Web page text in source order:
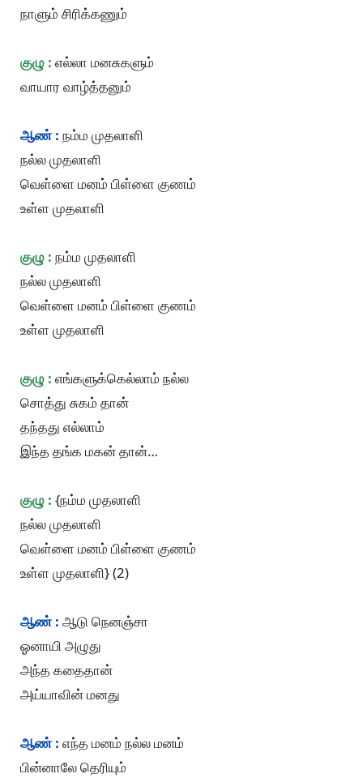
நாளும் சிரிக்கணும்
குழு : எல்லா மனசுகளும்
வாயார வாழ்த்தனும்
ஆண் : நம்ம முதலாளி
நல்ல முதலாளி
வெள்ளை மனம் பிள்ளை குணம்
உள்ள முதலாளி
குழு : நம்ம முதலாளி
நல்ல முதலாளி
வெள்ளை மனம் பிள்ளை குணம்
உள்ள முதலாளி
குழு : எங்களுக்கெல்லாம் நல்ல
சொத்து சுகம் தான்
தந்தது எல்லாம்
இந்த தங்க மகன் தான்…
குழு : {நம்ம முதலாளி
நல்ல முதலாளி
வெள்ளை மனம் பிள்ளை குணம்
உள்ள முதலாளி} (2)
ஆண் : ஆடு நெனஞ்சா
ஓனாயி அழுது
அந்த கதைதான்
அய்யாவின் மனது
ஆண் : எந்த மனம் நல்ல மனம்
பின்னாலே தெரியும்